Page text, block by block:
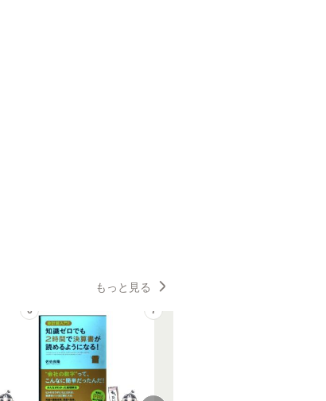
もっと見る
6 7